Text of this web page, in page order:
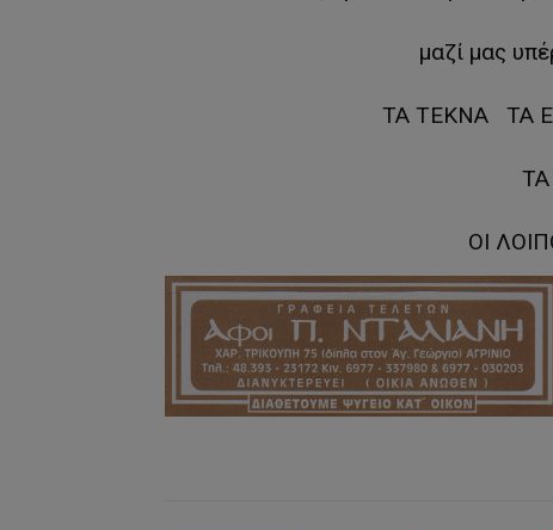
μαζί μας
ΤΑ ΤΕΚΝΑ ΤΑ
ΟΙ